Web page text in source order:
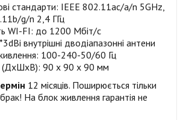
стандарти: IEEE 802.11ac/a/n 5GHz,
g/n 2,4 ГГц
WI-FI: до 1200 Мбіт/с
внутрішні дводіапазонні антени
100-240-50/60 Гц
(ДxШxВ): 90 х 90 х 90 мм
12 місяців. Поширюється тільки
На блок живлення гарантія не